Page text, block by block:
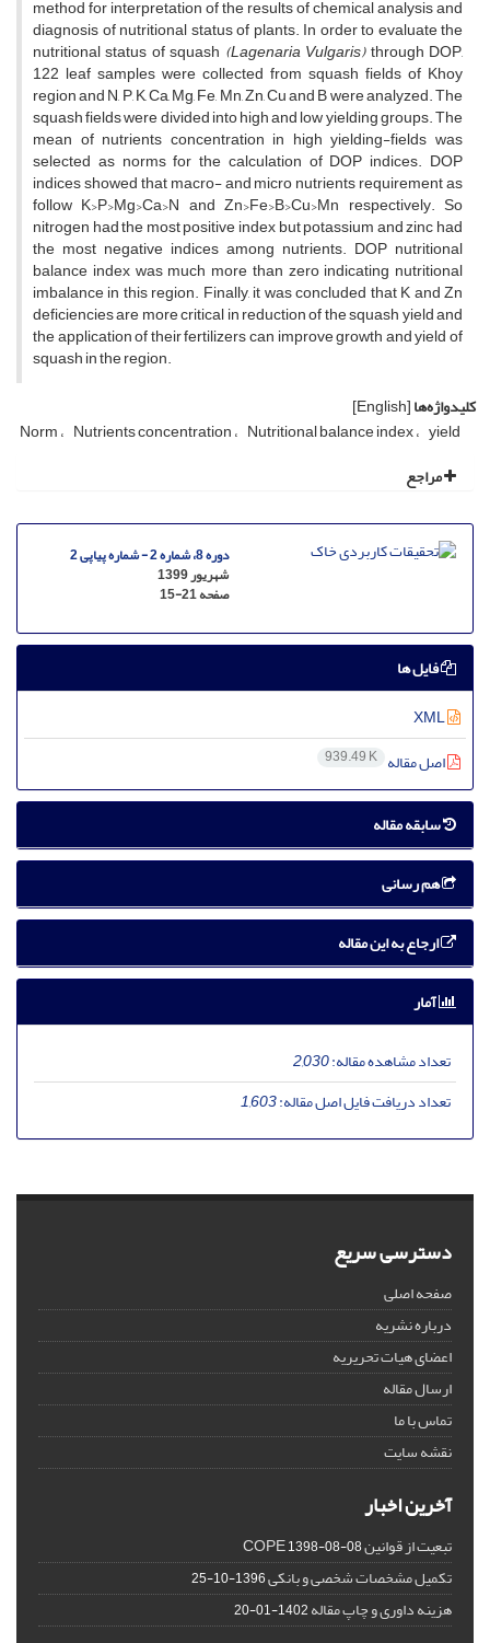
method for interpretation of the results of chemical analysis and
diagnosis of nutritional status of plants. In order to evaluate the
nutritional status of squash (Lagenaria Vulgaris)through DOP,
122 leaf samples were collected from squash fields of Khoy
region and N, P, K, Ca, Mg, Fe, Mn, Zn, Cu and B were analyzed. The
squash fields were divided into high and low yielding groups. The
mean of nutrients concentration in high yielding-fields was
selected as norms for the calculation of DOP indices. DOP
indices showed that macro- and micro nutrients requirement as
follow K>P>Mg>Ca>N and Zn>Fe>B>Cu>Mn respectively. So
nitrogen had the most positive index but potassium and zinc had
the most negative indices among nutrients. DOP nutritional
balance index was much more than zero indicating nutritional
imbalance in this region. Finally, it was concluded that K and Zn
deficiencies are more critical in reduction of the squash yield and
the application of their fertilizers can improve growth and yield of
squash in the region.
کلیدواژه‌ها[English]
Norm Nutrients concentration Nutritional balance index yield
مراجع
دوره 8، شماره 2 - شماره پیاپی 2
شهریور 1399
صفحه15-21
فایل ها
اصل مقاله 939.49 K
سابقه مقاله
هم رسانی
ارجاع به این مقاله
آمار
تعداد مشاهده مقاله:2,030
تعداد دریافت فایل اصل مقاله:1,603
دسترسی سریع
صفحه اصلی
درباره نشریه
اعضای هیات تحریریه
ارسال مقاله
تماس با ما
نقشه سایت
آخرین اخبار
تبعیت از قوانین COPE1398-08-08
تکمیل مشخصات شخصی و بانکی1396-10-25
هزینه داوری و چاپ مقاله1402-01-20